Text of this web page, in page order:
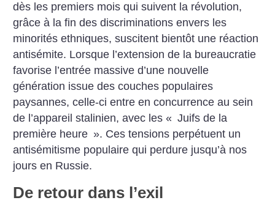
dès les premiers mois qui suivent la révolution,
grâce à la fin des discriminations envers les
minorités ethniques, suscitent bientôt une réaction
antisémite. Lorsque l’extension de la bureaucratie
favorise l’entrée massive d’une nouvelle
génération issue des couches populaires
paysannes, celle-ci entre en concurrence au sein
de l’appareil stalinien, avec les « Juifs de la
première heure ». Ces tensions perpétuent un
antisémitisme populaire qui perdure jusqu’à nos
jours en Russie.
De retour dans l’exil